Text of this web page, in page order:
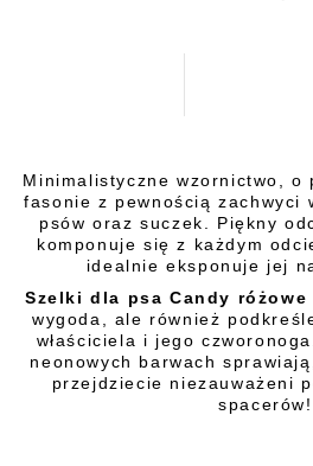
Minimalistyczne wzornictwo, o
fasonie z pewnością zachwyci
psów oraz suczek. Piękny
komponuje się z każdym
idealnie eksponuje jej
Szelki dla psa Candy różowe
wygoda, ale również
właściciela i jego
neonowych barwach
przejdziecie niezauważeni
spacerów!